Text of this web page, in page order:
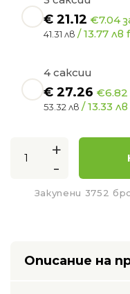
€ 21.12 €7.04
41.31 лв / 13.77 лв
4 саксии
€ 27.26 €6.82
53.32 лв / 13.33
+
-
Закупени 3752
Описание на